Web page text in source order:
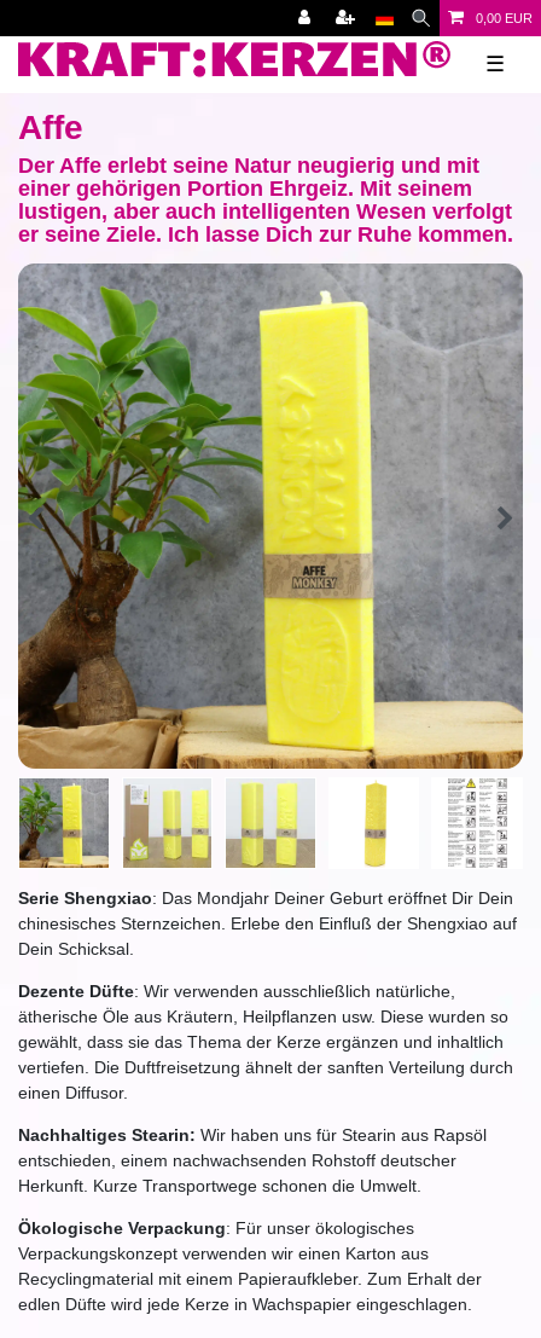
0,00 EUR
☰
Affe
Der Affe erlebt seine Natur neugierig und mit
einer gehörigen Portion Ehrgeiz. Mit seinem
lustigen, aber auch intelligenten Wesen verfolgt
er seine Ziele. Ich lasse Dich zur Ruhe kommen.
Serie Shengxiao: Das Mondjahr Deiner Geburt eröffnet Dir Dein
chinesisches Sternzeichen. Erlebe den Einfluß der Shengxiao auf
Dein Schicksal.
Dezente Düfte: Wir verwenden ausschließlich natürliche,
ätherische Öle aus Kräutern, Heilpflanzen usw. Diese wurden so
gewählt, dass sie das Thema der Kerze ergänzen und inhaltlich
vertiefen. Die Duftfreisetzung ähnelt der sanften Verteilung durch
einen Diffusor.
Nachhaltiges Stearin: Wir haben uns für Stearin aus Rapsöl
entschieden, einem nachwachsenden Rohstoff deutscher
Herkunft. Kurze Transportwege schonen die Umwelt.
Ökologische Verpackung: Für unser ökologisches
Verpackungskonzept verwenden wir einen Karton aus
Recyclingmaterial mit einem Papieraufkleber. Zum Erhalt der
edlen Düfte wird jede Kerze in Wachspapier eingeschlagen.